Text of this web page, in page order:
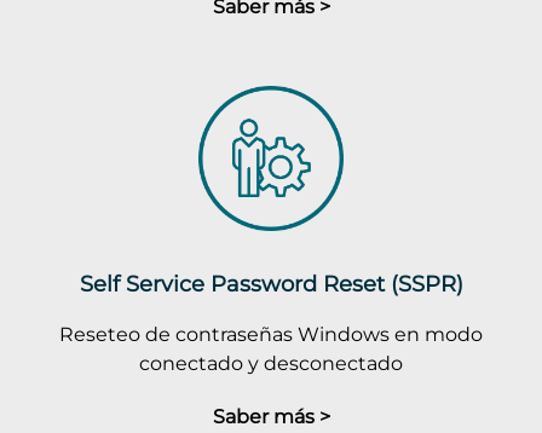
Saber más >
Self Service Password Reset (SSPR)
Reseteo de contraseñas Windows en modo
conectado y desconectado
Saber más >